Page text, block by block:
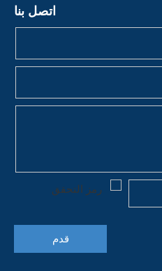
اتصل بنا
قدم